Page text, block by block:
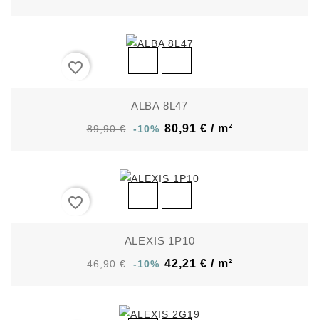
favorite_border
ALBA 8L47
89,90 € -10% 80,91 € / m²
favorite_border
ALEXIS 1P10
46,90 € -10% 42,21 € / m²